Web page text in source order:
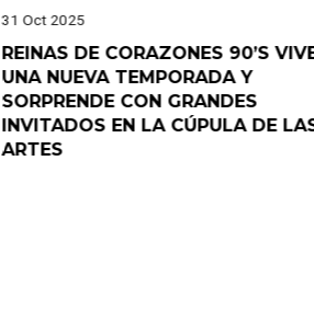
31 Oct 2025
REINAS DE CORAZONES 90’S
UNA NUEVA TEMPORADA Y
SORPRENDE CON GRANDES
INVITADOS EN LA CÚPULA DE
ARTES